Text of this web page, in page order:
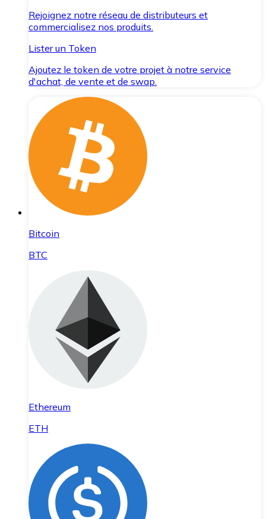
Rejoignez notre réseau de distributeurs et
commercialisez nos produits.
Lister un Token
Ajoutez le token de votre projet à notre service
d'achat, de vente et de swap.
Bitcoin
BTC
Ethereum
ETH